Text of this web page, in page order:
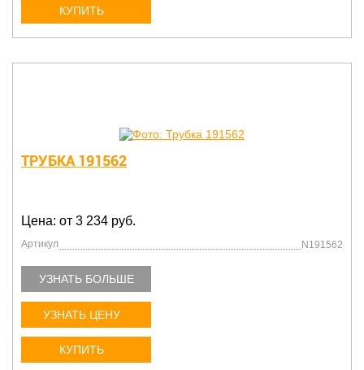
КУПИТЬ
ТРУБКА 191562
Цена: от 3 234 руб.
Артикул N191562
УЗНАТЬ БОЛЬШЕ
УЗНАТЬ ЦЕНУ
КУПИТЬ